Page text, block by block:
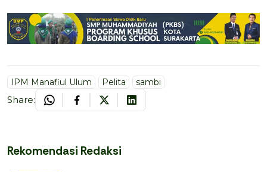
IPM Manafiul Ulum Pelita sambi
Share:
Rekomendasi Redaksi